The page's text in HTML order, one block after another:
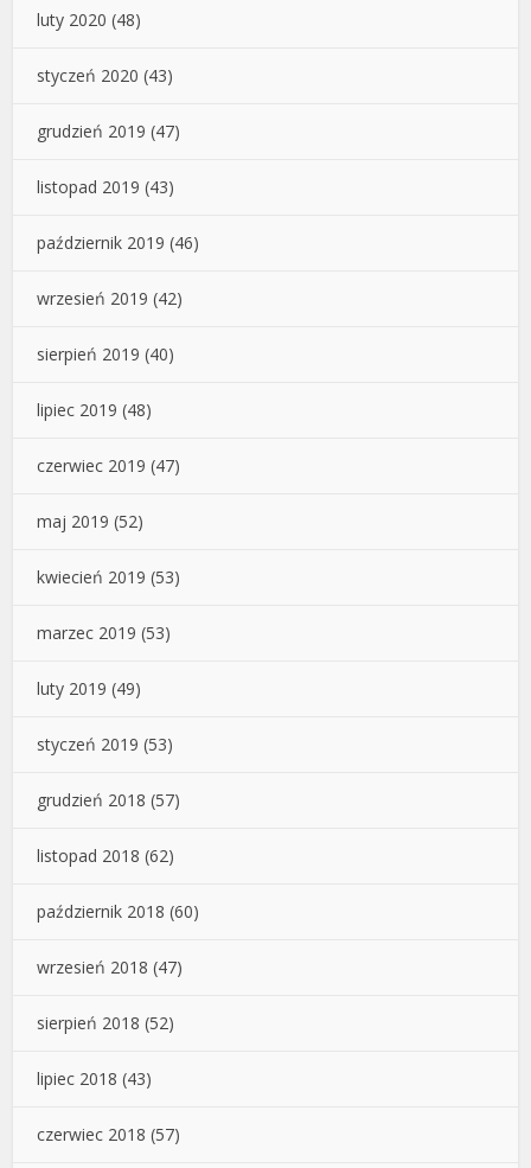
luty 2020 (48)
styczeń 2020 (43)
grudzień 2019 (47)
listopad 2019 (43)
październik 2019 (46)
wrzesień 2019 (42)
sierpień 2019 (40)
lipiec 2019 (48)
czerwiec 2019 (47)
maj 2019 (52)
kwiecień 2019 (53)
marzec 2019 (53)
luty 2019 (49)
styczeń 2019 (53)
grudzień 2018 (57)
listopad 2018 (62)
październik 2018 (60)
wrzesień 2018 (47)
sierpień 2018 (52)
lipiec 2018 (43)
czerwiec 2018 (57)